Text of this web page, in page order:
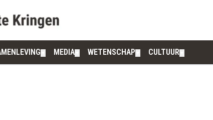
MEDIA WETENSCHAP CULTUUR